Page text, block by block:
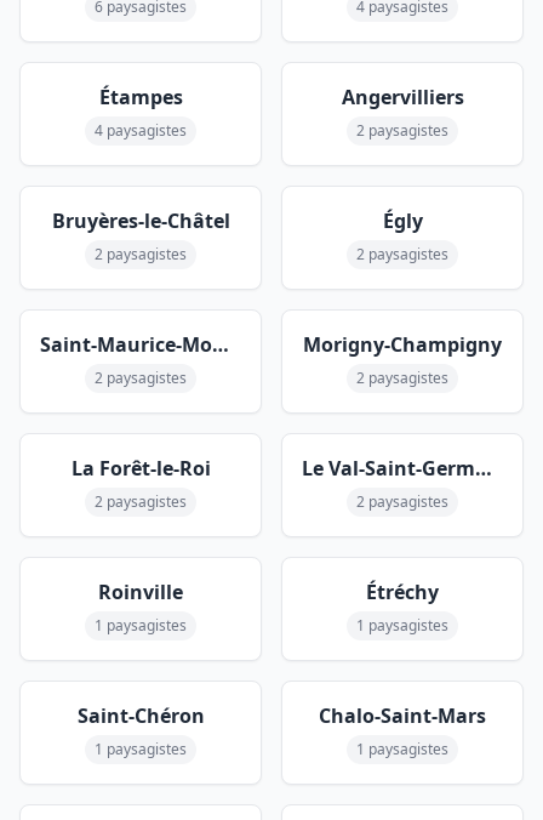
6 paysagistes 4 paysagistes
Étampes
4 paysagistes
Angervilliers
2 paysagistes
Bruyères-le-Châtel
2 paysagistes
Égly
2 paysagistes
Saint-Maurice-Montcouronne
2 paysagistes
Morigny-Champigny
2 paysagistes
La Forêt-le-Roi
2 paysagistes
Le Val-Saint-Germain
2 paysagistes
Roinville
1 paysagistes
Étréchy
1 paysagistes
Saint-Chéron
1 paysagistes
Chalo-Saint-Mars
1 paysagistes